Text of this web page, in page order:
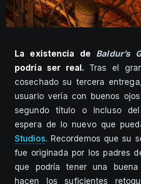
La existencia de Baldur’s
podría ser real. Tras el
cosechado su tercera
usuario vería con buenos
segundo título o incluso
espera de lo nuevo que
Studios. Recordemos que su
fue originada por los padres
que podría tener una
hacen los suficientes